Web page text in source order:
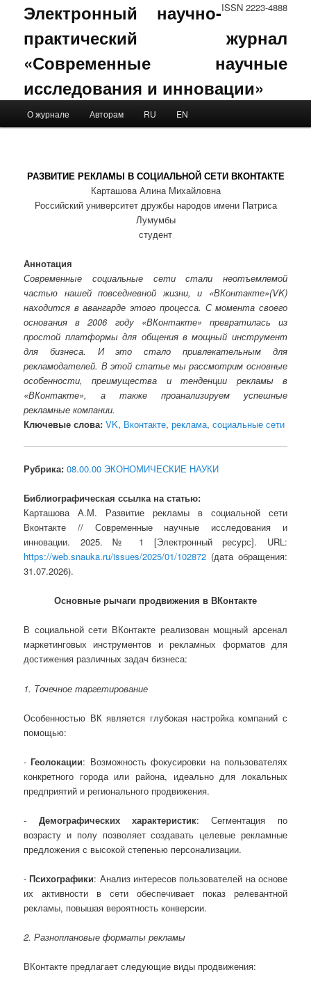
ISSN 2223-4888
Электронный научно-
практический журнал
«Современные научные
исследования и инновации»
Skip to primary content
Skip to secondary content
О журнале Авторам RU EN
РАЗВИТИЕ РЕКЛАМЫ В СОЦИАЛЬНОЙ СЕТИ ВКОНТАКТЕ
Карташова Алина Михайловна
Российский университет дружбы народов имени Патриса
Лумумбы
студент
Аннотация
Современные социальные сети стали неотъемлемой
частью нашей повседневной жизни, и «ВКонтакте»(VK)
находится в авангарде этого процесса. С момента своего
основания в 2006 году «ВКонтакте» превратилась из
простой платформы для общения в мощный инструмент
для бизнеса. И это стало привлекательным для
рекламодателей. В этой статье мы рассмотрим основные
особенности, преимущества и тенденции рекламы в
«ВКонтакте», а также проанализируем успешные
рекламные компании.
Ключевые слова: VK, Вконтакте,реклама,социальные сети
Рубрика: 08.00.00 ЭКОНОМИЧЕСКИЕ НАУКИ
Библиографическая ссылка на статью:
Карташова А.М. Развитие рекламы в социальной сети
Вконтакте // Современные научные исследования и
инновации. 2025. № 1 [Электронный ресурс]. URL:
https://web.snauka.ru/issues/2025/01/102872 (дата обращения:
31.07.2026).
Основные рычаги продвижения в ВКонтакте
В социальной сети ВКонтакте реализован мощный арсенал
маркетинговых инструментов и рекламных форматов для
достижения различных задач бизнеса:
1. Точечное таргетирование
Особенностью ВК является глубокая настройка компаний с
помощью:
-Геолокации: Возможность фокусировки на пользователях
конкретного города или района, идеально для локальных
предприятий и регионального продвижения.
- Демографических характеристик: Сегментация по
возрасту и полу позволяет создавать целевые рекламные
предложения с высокой степенью персонализации.
-Психографики: Анализ интересов пользователей на основе
их активности в сети обеспечивает показ релевантной
рекламы, повышая вероятность конверсии.
2. Разноплановые форматы рекламы
ВКонтакте предлагает следующие виды продвижения: